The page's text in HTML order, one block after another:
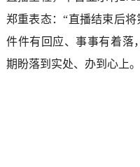
郑重表态：“直播结束后
件件有回应、事事有着落
期盼落到实处、办到心上